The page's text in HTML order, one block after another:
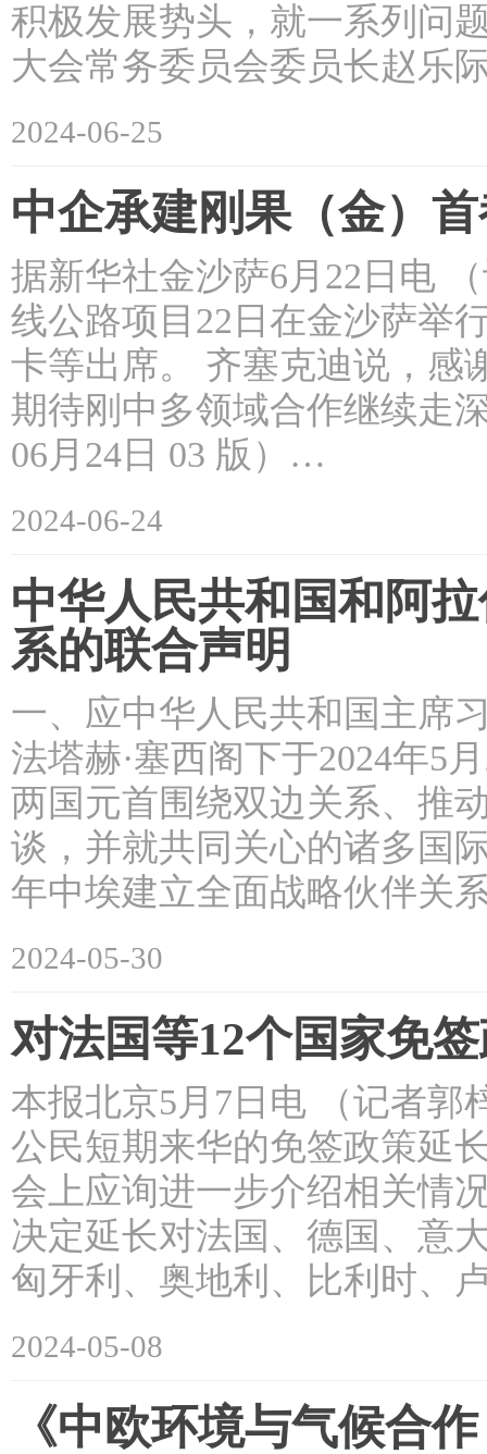
积极发展势头，就一系列问
大会常务委员会委员长赵乐
2024-06-25
中企承建刚果（金）
据新华社金沙萨6月22日电
线公路项目22日在金沙萨举
卡等出席。 齐塞克迪说，感
期待刚中多领域合作继续走
06月24日 03 版）…
2024-06-24
中华人民共和国和阿
系的联合声明
一、应中华人民共和国主席
法塔赫·塞西阁下于2024年5
两国元首围绕双边关系、推
谈，并就共同关心的诸多国
年中埃建立全面战略伙伴关
2024-05-30
对法国等12个国家免
本报北京5月7日电 （记者郭
公民短期来华的免签政策延
会上应询进一步介绍相关情
决定延长对法国、德国、意
匈牙利、奥地利、比利时、
2024-05-08
《中欧环境与气候合